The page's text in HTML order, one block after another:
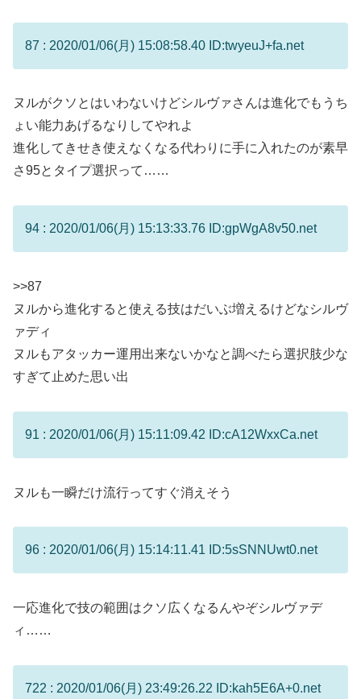
87 : 2020/01/06(月) 15:08:58.40 ID:twyeuJ+fa.net
ヌルがクソとはいわないけどシルヴァさんは進化でもうち
ょい能力あげるなりしてやれよ
進化してきせき使えなくなる代わりに手に入れたのが素早
さ95とタイプ選択って……
94 : 2020/01/06(月) 15:13:33.76 ID:gpWgA8v50.net
>>87
ヌルから進化すると使える技はだいぶ増えるけどなシルヴ
ァディ
ヌルもアタッカー運用出来ないかなと調べたら選択肢少な
すぎて止めた思い出
91 : 2020/01/06(月) 15:11:09.42 ID:cA12WxxCa.net
ヌルも一瞬だけ流行ってすぐ消えそう
96 : 2020/01/06(月) 15:14:11.41 ID:5sSNNUwt0.net
一応進化で技の範囲はクソ広くなるんやぞシルヴァデ
ィ……
722 : 2020/01/06(月) 23:49:26.22 ID:kah5E6A+0.net